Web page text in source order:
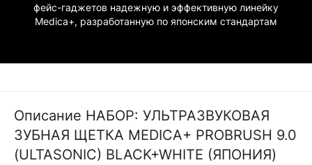
фейс-гаджетов надежную и эффективную линейку
Medica+, разработанную по японским стандартам
Описание НАБОР: УЛЬТРАЗВУКОВАЯ
ЗУБНАЯ ЩЕТКА MEDICA+ PROBRUSH 9.0
(ULTASONIC) BLACK+WHITE (ЯПОНИЯ)